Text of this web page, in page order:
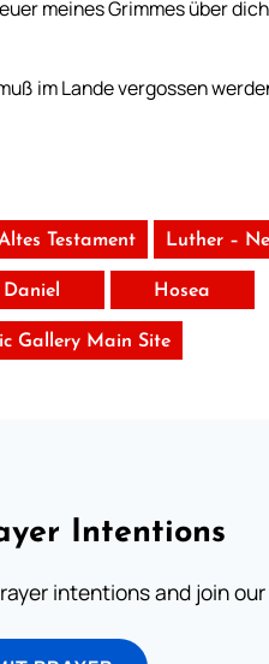
meines Grimmes über
im Lande vergossen
Testament Luther –
Daniel Hosea
Gallery Main Site
Intentions
intentions and join